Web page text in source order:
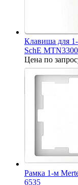
Клавиша для
SchE
Цена по
Рамка 1-м
6535